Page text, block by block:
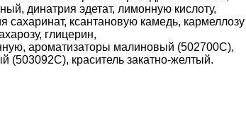
динатрия эдетат, лимонную кислоту,
сахаринат, ксантановую камедь, кармеллозу
глицерин,
ароматизаторы малиновый (502700С),
(503092С), краситель закатно-желтый.